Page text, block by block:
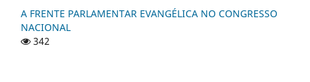
A FRENTE PARLAMENTAR EVANGÉLICA NO CONGRESSO
NACIONAL
342